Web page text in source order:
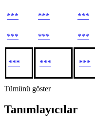
***
*** ***
***
*** ***
*** *** ***
Tümünü göster
Tanımlayıcılar